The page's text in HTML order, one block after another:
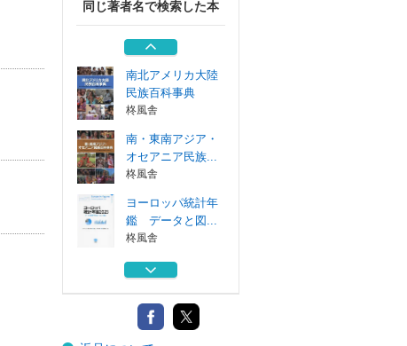
同じ著者名で検索した本
ヨーロッパ統計年
鑑 データと図...
柊風舎
南北アメリカ大陸
民族百科事典
柊風舎
南・東南アジア・
オセアニア民族...
柊風舎
ヨーロッパ統計年
鑑 データと図...
柊風舎
日本政治の謎 徳
西村書店東京出...
ヨーロッパ統計年